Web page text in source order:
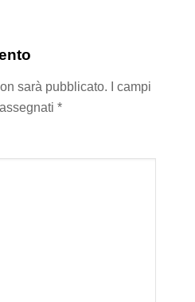
sarà pubblicato.
I campi
*